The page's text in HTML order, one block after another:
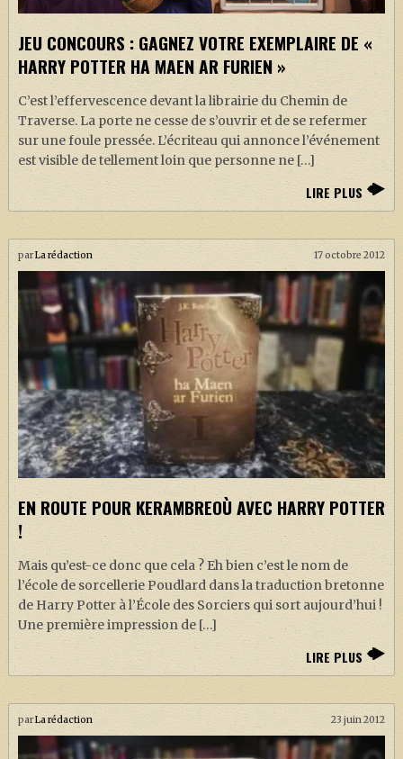
JEU CONCOURS : GAGNEZ VOTRE EXEMPLAIRE DE «
HARRY POTTER HA MAEN AR FURIEN »
C’est l’effervescence devant la librairie du Chemin de
Traverse. La porte ne cesse de s’ouvrir et de se refermer
sur une foule pressée. L’écriteau qui annonce l’événement
est visible de tellement loin que personne ne […]
LIRE PLUS
parLa rédaction 17 octobre 2012
EN ROUTE POUR KERAMBREOÙ AVEC HARRY POTTER
!
Mais qu’est-ce donc que cela ? Eh bien c’est le nom de
l’école de sorcellerie Poudlard dans la traduction bretonne
de Harry Potter à l’École des Sorciers qui sort aujourd’hui !
Une première impression de […]
LIRE PLUS
parLa rédaction 23 juin 2012